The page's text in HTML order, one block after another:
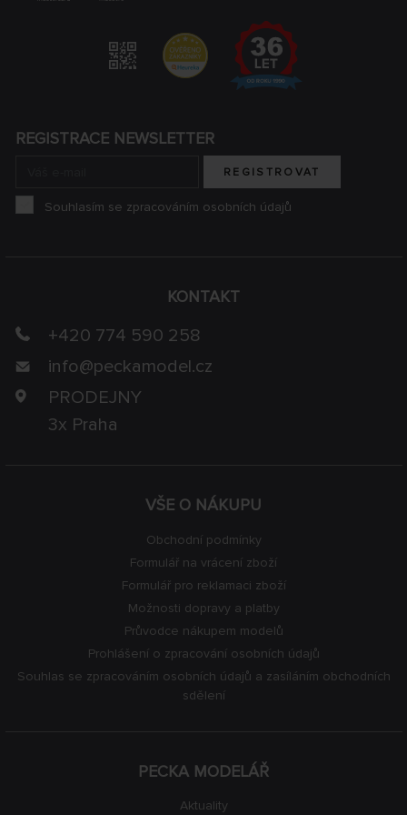
VŠE O NÁKUPU
Obchodní podmínky
Formulář na vrácení zboží
Formulář pro reklamaci zboží
Možnosti dopravy a platby
Průvodce nákupem modelů
Prohlášení o zpracování osobních údajů
Souhlas se zpracováním osobních údajů a zasíláním obchodních
sdělení
PECKA MODELÁŘ
Aktuality
KONTAKT
+420 774 590 258
info@peckamodel.cz
PRODEJNY
3x Praha
REGISTRACE NEWSLETTER
REGISTROVAT
Souhlasím se zpracováním osobních údajů